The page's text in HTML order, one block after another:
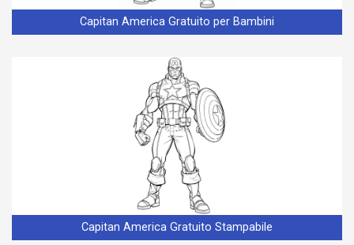
Capitan America Gratuito per Bambini
Capitan America Gratuito Stampabile